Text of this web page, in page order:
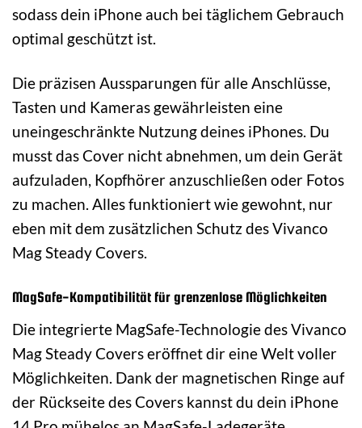
sodass dein iPhone auch bei täglichem Gebrauch
optimal geschützt ist.
Die präzisen Aussparungen für alle Anschlüsse,
Tasten und Kameras gewährleisten eine
uneingeschränkte Nutzung deines iPhones. Du
musst das Cover nicht abnehmen, um dein Gerät
aufzuladen, Kopfhörer anzuschließen oder Fotos
zu machen. Alles funktioniert wie gewohnt, nur
eben mit dem zusätzlichen Schutz des Vivanco
Mag Steady Covers.
MagSafe-Kompatibilität für grenzenlose Möglichkeiten
Die integrierte MagSafe-Technologie des Vivanco
Mag Steady Covers eröffnet dir eine Welt voller
Möglichkeiten. Dank der magnetischen Ringe auf
der Rückseite des Covers kannst du dein iPhone